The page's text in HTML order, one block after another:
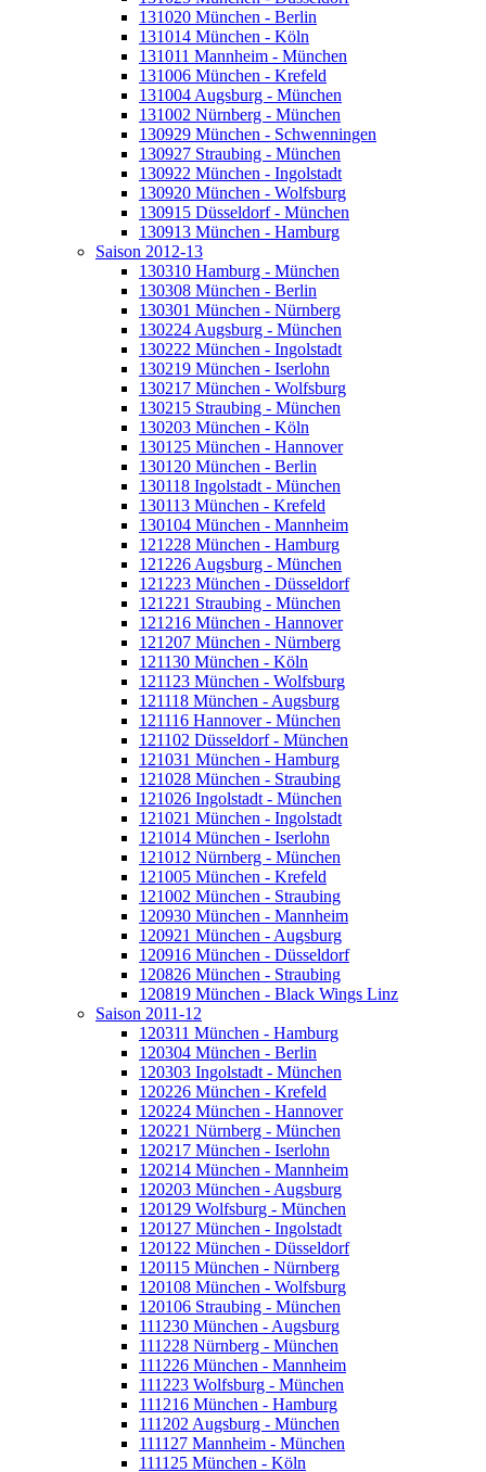
131020 München - Berlin
131014 München - Köln
131011 Mannheim - München
131006 München - Krefeld
131004 Augsburg - München
131002 Nürnberg - München
130929 München - Schwenningen
130927 Straubing - München
130922 München - Ingolstadt
130920 München - Wolfsburg
130915 Düsseldorf - München
130913 München - Hamburg
Saison 2012-13
130310 Hamburg - München
130308 München - Berlin
130301 München - Nürnberg
130224 Augsburg - München
130222 München - Ingolstadt
130219 München - Iserlohn
130217 München - Wolfsburg
130215 Straubing - München
130203 München - Köln
130125 München - Hannover
130120 München - Berlin
130118 Ingolstadt - München
130113 München - Krefeld
130104 München - Mannheim
121228 München - Hamburg
121226 Augsburg - München
121223 München - Düsseldorf
121221 Straubing - München
121216 München - Hannover
121207 München - Nürnberg
121130 München - Köln
121123 München - Wolfsburg
121118 München - Augsburg
121116 Hannover - München
121102 Düsseldorf - München
121031 München - Hamburg
121028 München - Straubing
121026 Ingolstadt - München
121021 München - Ingolstadt
121014 München - Iserlohn
121012 Nürnberg - München
121005 München - Krefeld
121002 München - Straubing
120930 München - Mannheim
120921 München - Augsburg
120916 München - Düsseldorf
120826 München - Straubing
120819 München - Black Wings Linz
Saison 2011-12
120311 München - Hamburg
120304 München - Berlin
120303 Ingolstadt - München
120226 München - Krefeld
120224 München - Hannover
120221 Nürnberg - München
120217 München - Iserlohn
120214 München - Mannheim
120203 München - Augsburg
120129 Wolfsburg - München
120127 München - Ingolstadt
120122 München - Düsseldorf
120115 München - Nürnberg
120108 München - Wolfsburg
120106 Straubing - München
111230 München - Augsburg
111228 Nürnberg - München
111226 München - Mannheim
111223 Wolfsburg - München
111216 München - Hamburg
111202 Augsburg - München
111127 Mannheim - München
111125 München - Köln